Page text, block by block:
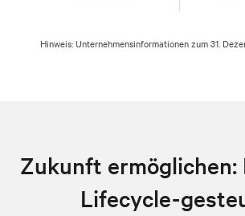
Hinweis: Unternehmensinformationen zum 31.
Zukunft ermöglichen:
Lifecycle-